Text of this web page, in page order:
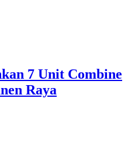
7 Unit Combine
Raya